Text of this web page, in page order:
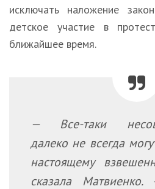
исключать наложение
детское участие в
ближайшее время.
— Все-таки
далеко не всегда
настоящему
сказала